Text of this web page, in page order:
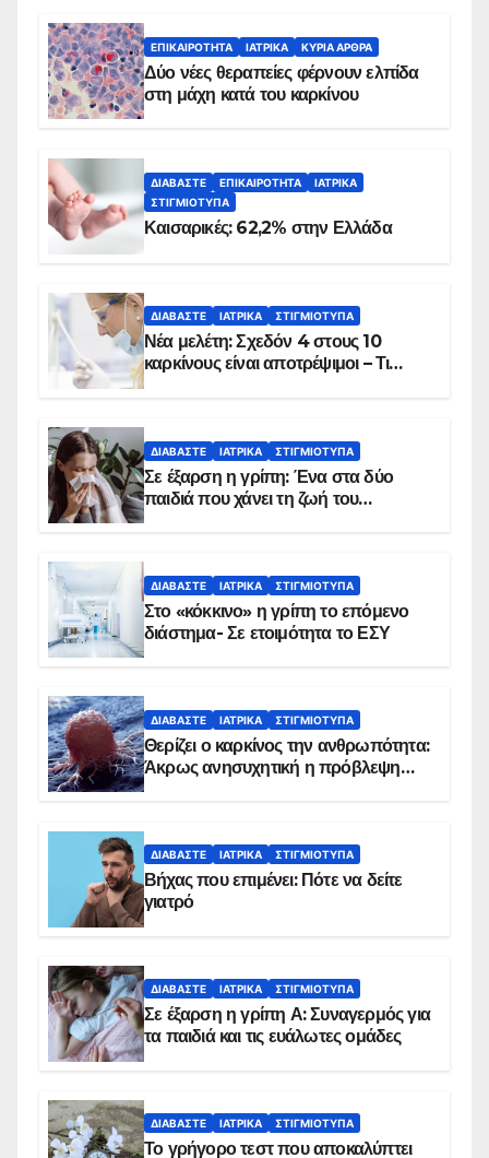
ΕΠΙΚΑΙΡΌΤΗΤΑ ΙΑΤΡΙΚΆ ΚΥΡΙΑ ΑΡΘΡΑ
Δύο νέες θεραπείες φέρνουν ελπίδα
στη μάχη κατά του καρκίνου
ΔΙΑΒΆΣΤΕ ΕΠΙΚΑΙΡΌΤΗΤΑ
ΙΑΤΡΙΚΆ
ΣΤΙΓΜΙΌΤΥΠΑ
Καισαρικές: 62,2% στην Ελλάδα
ΔΙΑΒΆΣΤΕ ΙΑΤΡΙΚΆ ΣΤΙΓΜΙΌΤΥΠΑ
Νέα μελέτη: Σχεδόν 4 στους 10
καρκίνους είναι αποτρέψιμοι – Τι
ΔΙΑΒΆΣΤΕ ΙΑΤΡΙΚΆ ΣΤΙΓΜΙΌΤΥΠΑ
Σε έξαρση η γρίπη: Ένα στα δύο
παιδιά που χάνει τη ζωή του
ΔΙΑΒΆΣΤΕ ΙΑΤΡΙΚΆ ΣΤΙΓΜΙΌΤΥΠΑ
Στο «κόκκινο» η γρίπη το επόμενο
διάστημα- Σε ετοιμότητα το ΕΣΥ
ΔΙΑΒΆΣΤΕ ΙΑΤΡΙΚΆ ΣΤΙΓΜΙΌΤΥΠΑ
Θερίζει ο καρκίνος την ανθρωπότητα:
Άκρως ανησυχητική η πρόβλεψη…
ΔΙΑΒΆΣΤΕ ΙΑΤΡΙΚΆ ΣΤΙΓΜΙΌΤΥΠΑ
Βήχας που επιμένει: Πότε να δείτε
γιατρό
ΔΙΑΒΆΣΤΕ ΙΑΤΡΙΚΆ ΣΤΙΓΜΙΌΤΥΠΑ
Σε έξαρση η γρίπη Α: Συναγερμός για
τα παιδιά και τις ευάλωτες ομάδες
ΔΙΑΒΆΣΤΕ ΙΑΤΡΙΚΆ ΣΤΙΓΜΙΌΤΥΠΑ
Το γρήγορο τεστ που αποκαλύπτει